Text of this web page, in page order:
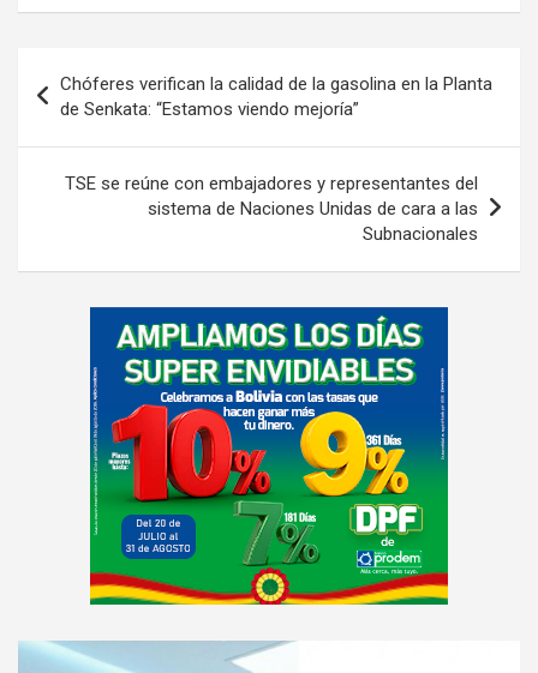
de
entradas
Chóferes verifican la calidad de la gasolina en la Planta
de Senkata: “Estamos viendo mejoría”
TSE se reúne con embajadores y representantes del
sistema de Naciones Unidas de cara a las
Subnacionales
e
A